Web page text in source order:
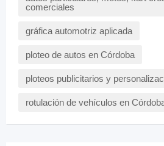
comerciales
gráfica automotriz aplicada
ploteo de autos en Córdoba
ploteos publicitarios y
rotulación de vehículos en